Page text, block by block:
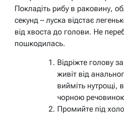
Покладіть рибу в раковину,
секунд – луска відстає
від хвоста до голови. Не
пошкодилась.
Відріжте голову
живіт від
вийміть нутрощі,
чорною
Промийте під